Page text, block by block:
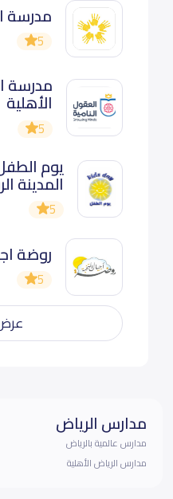
مدرسة
5
مدرسة
الأهلية
5
يوم
المدينة
5
روضة
5
مدارس الرياض
مدارس عالمية بالرياض
مدارس الرياض الأهلية